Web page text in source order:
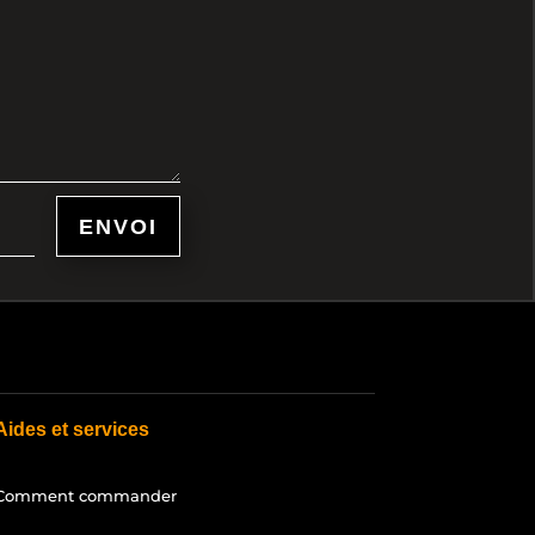
ENVOI
et services
commander